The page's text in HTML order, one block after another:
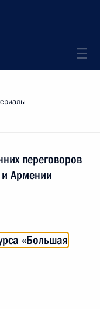
переговоров
Армении
«Большая